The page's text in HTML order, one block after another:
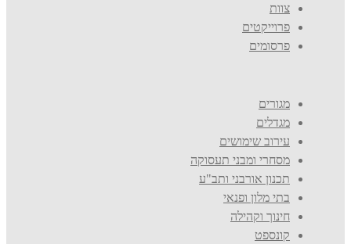
צוות
פרוייקטים
פרסומים
מגורים
מגדלים
עירוב שימושים
מסחרי ומבני תעסוקה
תכנון אורבני ותב"ע
בתי מלון ופנאי
חינוך וקהילה
קונספט